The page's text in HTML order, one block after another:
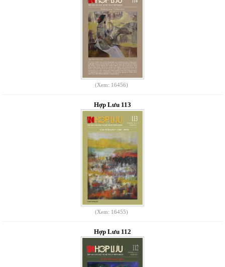
(Xem: 16456)
Hợp Lưu 113
(Xem: 16455)
Hợp Lưu 112